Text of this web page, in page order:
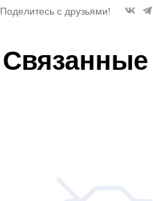
Поделитесь с друзьями!